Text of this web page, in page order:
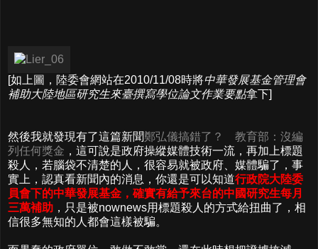
[如上圖，陸委會網站在2010/11/08時將中華發展基金管理會
補助大陸地區研究生來臺撰寫學位論文作業要點拿下]
然後我就發現有了這篇新聞鄭弘儀搞錯了？ 教育部：沒編
列任何獎金 ，這可說是政府操縱媒體技術一流，再加上標題
殺人，若腦袋不清楚的人，很容易就被政府、媒體騙了，事
實上，認真看新聞內的消息，你還是可以知道行政院大陸委
員會下的中華發展基金，確實有給予來台的中國研究生每月
三萬補助 ，只是被nownews用標題殺人的方式給扭曲了，相
信很多無知的人都會這樣被騙。